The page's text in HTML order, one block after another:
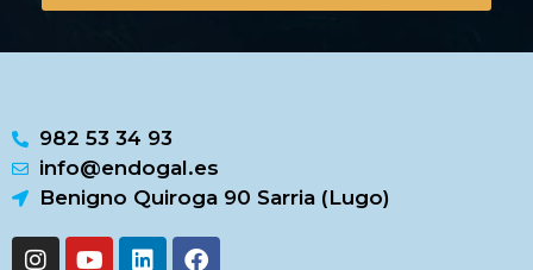
982 53 34 93
info@endogal.es
Benigno Quiroga 90 Sarria (Lugo)